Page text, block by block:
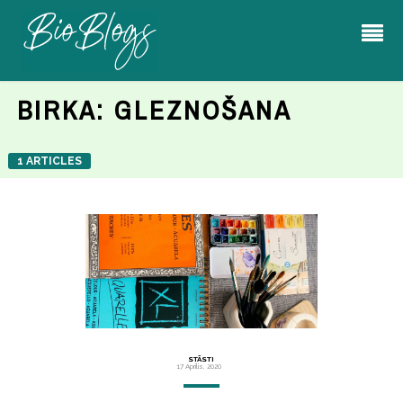
BIRKA: GLEZNOŠANA
1 ARTICLES
STĀSTI
17 Aprīlis, 2020